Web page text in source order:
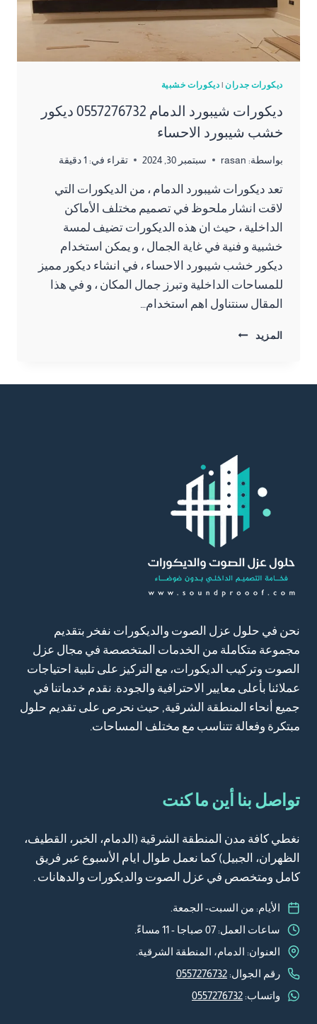
ديكورات جدران| ديكورات خشبية
ديكورات شيبورد الدمام 0557276732 ديكور
خشب شيبورد الاحساء
بواسطة: rasan سبتمبر 30, 2024 تقراء في: دقيقة
تعد ديكورات شيبورد الدمام ، من الديكورات التي
لاقت انشار ملحوظ في تصميم مختلف الأماكن
الداخلية ، حيث ان هذه الديكورات تضيف لمسة
خشبية و فنية في غاية الجمال ، و يمكن استخدام
ديكور خشب شيبورد الاحساء ، في انشاء ديكور مميز
للمساحات الداخلية وتبرز جمال المكان ، و في هذا
المقال سنتناول اهم استخدام…
المزيد
ديكورات
نحن في حلول عزل الصوت والديكورات نفخر بتقديم
مجموعة متكاملة من الخدمات المتخصصة في مجال عزل
الصوت وتركيب الديكورات، مع التركيز على تلبية احتياجات
عملائنا بأعلى معايير الاحترافية والجودة. نقدم خدماتنا في
جميع أنحاء المنطقة الشرقية, حيث نحرص على تقديم حلول
مبتكرة وفعالة تتناسب مع مختلف المساحات.
تواصل بنا أين ما كنت
نغطي كافة مدن المنطقة الشرقية (الدمام، الخبر، القطيف،
الظهران، الجبيل) كما نعمل طوال ايام الأسبوع عبر فريق
كامل ومتخصص في عزل الصوت والديكورات والدهانات .
الأيام: من السبت- الجمعة.
ساعات العمل: 07 صباجا - 11 مساءً.
العنوان: الدمام، المنطقة الشرقية.
رقم الجوال: 0557276732
واتساب: 0557276732